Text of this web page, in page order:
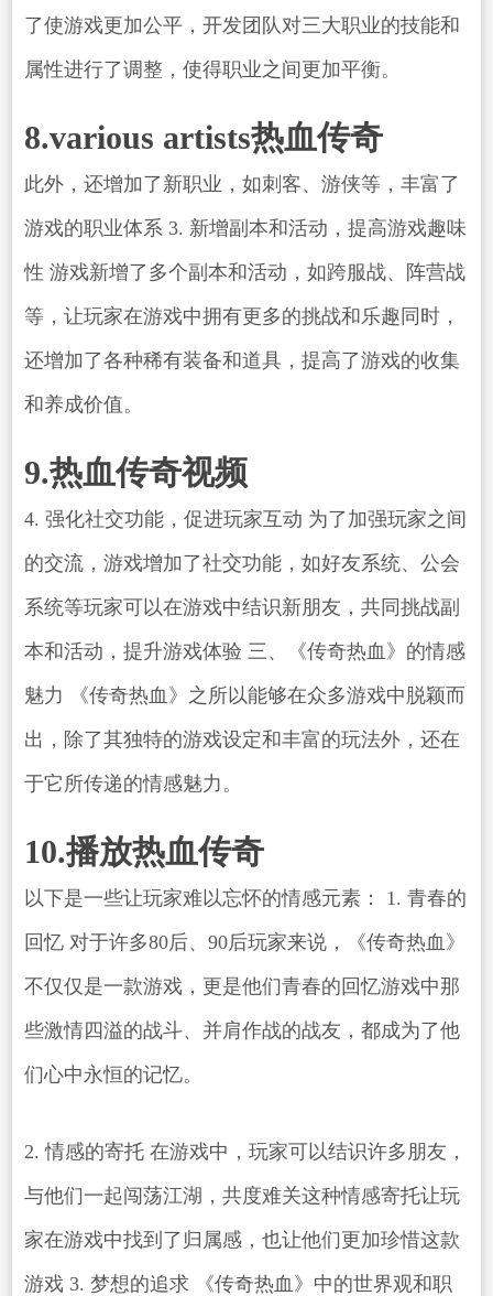
了使游戏更加公平，开发团队对三大职业的技能和
属性进行了调整，使得职业之间更加平衡。
8.various artists热血传奇
此外，还增加了新职业，如刺客、游侠等，丰富了
游戏的职业体系 3. 新增副本和活动，提高游戏趣味
性 游戏新增了多个副本和活动，如跨服战、阵营战
等，让玩家在游戏中拥有更多的挑战和乐趣同时，
还增加了各种稀有装备和道具，提高了游戏的收集
和养成价值。
9.热血传奇视频
4. 强化社交功能，促进玩家互动 为了加强玩家之间
的交流，游戏增加了社交功能，如好友系统、公会
系统等玩家可以在游戏中结识新朋友，共同挑战副
本和活动，提升游戏体验 三、《传奇热血》的情感
魅力 《传奇热血》之所以能够在众多游戏中脱颖而
出，除了其独特的游戏设定和丰富的玩法外，还在
于它所传递的情感魅力。
10.播放热血传奇
以下是一些让玩家难以忘怀的情感元素： 1. 青春的
回忆 对于许多80后、90后玩家来说，《传奇热血》
不仅仅是一款游戏，更是他们青春的回忆游戏中那
些激情四溢的战斗、并肩作战的战友，都成为了他
们心中永恒的记忆。
2. 情感的寄托 在游戏中，玩家可以结识许多朋友，
与他们一起闯荡江湖，共度难关这种情感寄托让玩
家在游戏中找到了归属感，也让他们更加珍惜这款
游戏 3. 梦想的追求 《传奇热血》中的世界观和职